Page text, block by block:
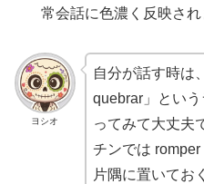
常会話に色濃く反映され
ヨシオ
自分が話す時は
quebrar」とい
ってみて大丈夫
チンでは
片隅に置いてお